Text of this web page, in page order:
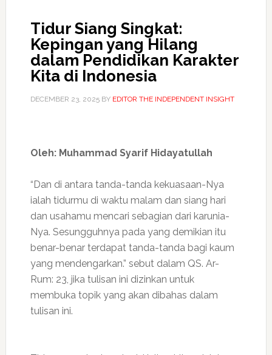
Tidur Siang Singkat:
Kepingan yang Hilang
dalam Pendidikan Karakter
Kita di Indonesia
DECEMBER 23, 2025BY EDITOR THE INDEPENDENT INSIGHT
Oleh: Muhammad Syarif Hidayatullah
“Dan di antara tanda-tanda kekuasaan-Nya
ialah tidurmu di waktu malam dan siang hari
dan usahamu mencari sebagian dari karunia-
Nya. Sesungguhnya pada yang demikian itu
benar-benar terdapat tanda-tanda bagi kaum
yang mendengarkan.” sebut dalam QS. Ar-
Rum: 23, jika tulisan ini dizinkan untuk
membuka topik yang akan dibahas dalam
tulisan ini.